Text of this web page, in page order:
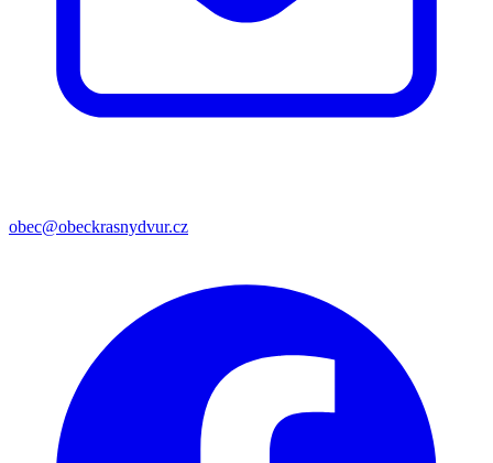
obec@obeckrasnydvur.cz